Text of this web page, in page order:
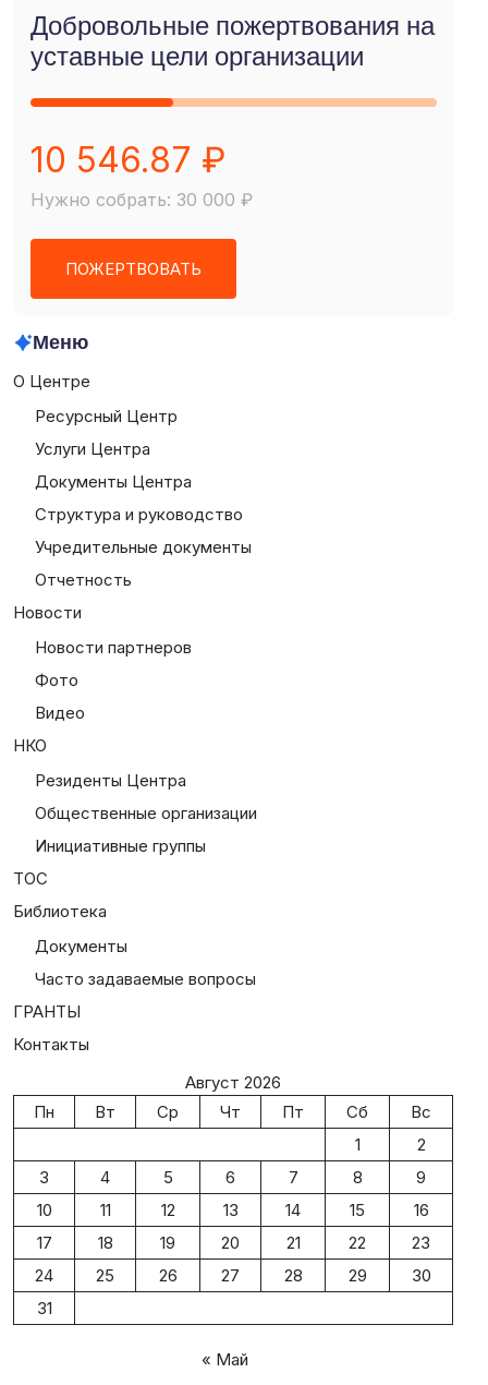
Добровольные пожертвования на
уставные цели организации
10 546.87 ₽
Нужно собрать: 30 000 ₽
ПОЖЕРТВОВАТЬ
Меню
О Центре
Ресурсный Центр
Услуги Центра
Документы Центра
Структура и руководство
Учредительные документы
Отчетность
Новости
Новости партнеров
Фото
Видео
НКО
Резиденты Центра
Общественные организации
Инициативные группы
ТОС
Библиотека
Документы
Часто задаваемые вопросы
ГРАНТЫ
Контакты
Август 2026
Пн
Вт Ср Чт Пт Сб
Вс
1
2
3
4 5 6 7 8
9
10
11 12 13 14 15
16
17
18 19 20 21 22
23
24
25 26 27 28 29
30
31
« Май